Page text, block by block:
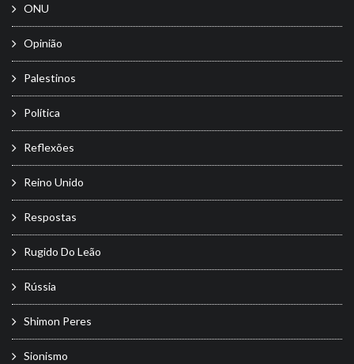
ONU
Opinião
Palestinos
Política
Reflexões
Reino Unido
Respostas
Rugido Do Leão
Rússia
Shimon Peres
Sionismo